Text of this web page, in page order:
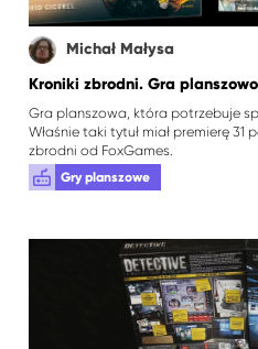
Michał Małysa
Kroniki zbrodni. Gra
Gra planszowa, która potrzebuje
Właśnie taki tytuł miał premierę 31
zbrodni od FoxGames.
Gry planszowe